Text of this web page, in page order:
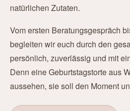
natürlichen Zutaten.
Vom ersten Beratungsgespräch
begleiten wir euch durch den
persönlich, zuverlässig und mit
Denn eine Geburtstagstorte aus
aussehen, sie soll den Moment